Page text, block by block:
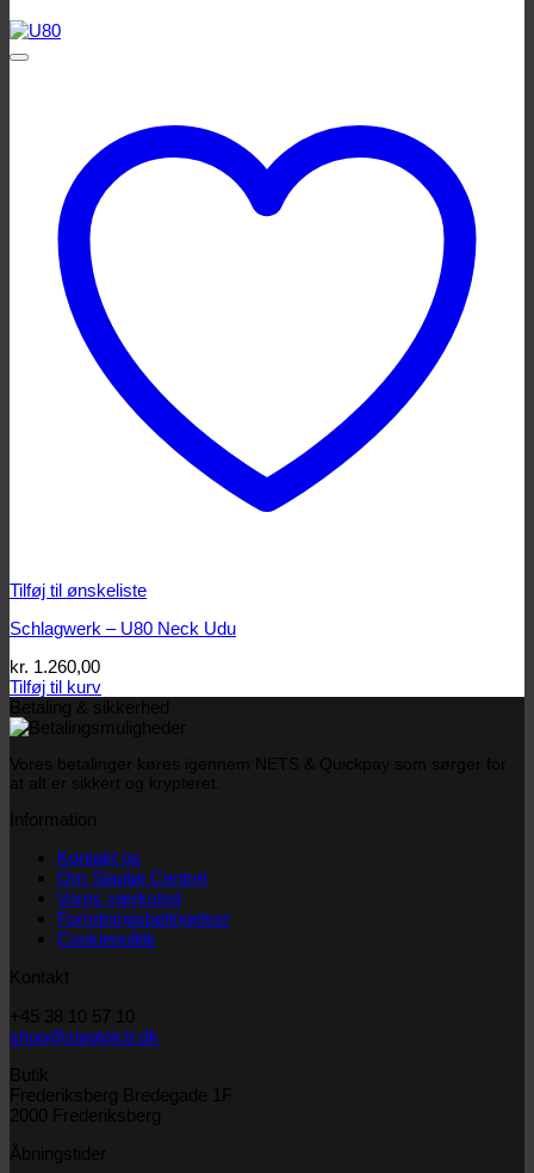
Tilføj til ønskeliste
Schlagwerk – U80 Neck Udu
kr. 1.260,00
Tilføj til kurv
Betaling & sikkerhed
Vores betalinger køres igennem NETS & Quickpay som sørger for
at alt er sikkert og krypteret.
Information
Kontakt os
Om Slagtøj Centret
Vores værksted
Forretningsbetingelser
Cookiepolitik
Kontakt
+45 38 10 57 10
shop@slagtojctr.dk
Butik
Frederiksberg Bredegade 1F
2000 Frederiksberg
Åbningstider